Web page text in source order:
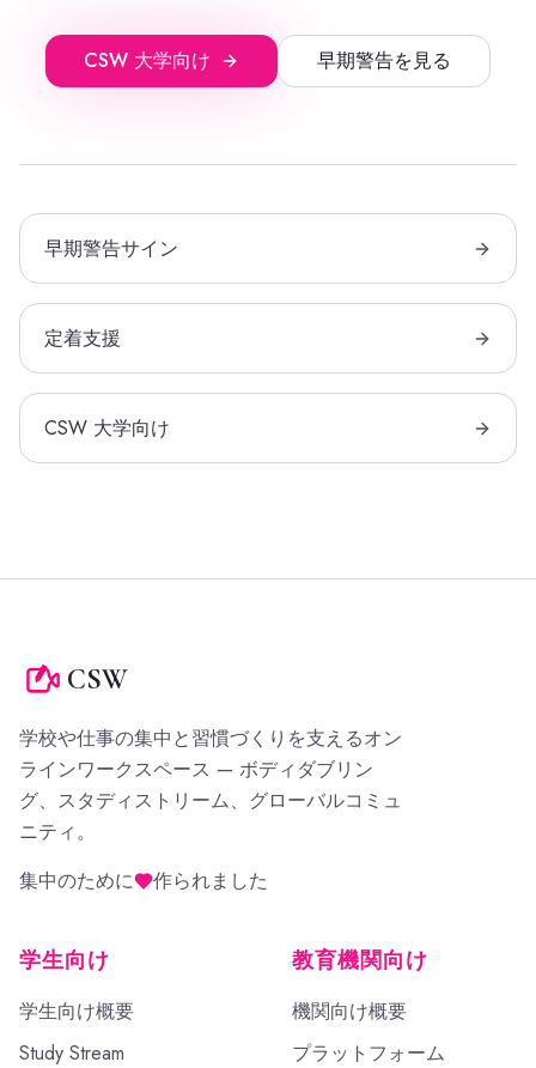
CSW 大学向け 早期警告を見る
早期警告サイン
定着支援
CSW 大学向け
CSW
学校や仕事の集中と習慣づくりを支えるオン
ラインワークスペース — ボディダブリン
グ、スタディストリーム、グローバルコミュ
ニティ。
集中のために
作られました
学生向け
学生向け概要
Study Stream
教育機関向け
機関向け概要
プラットフォーム